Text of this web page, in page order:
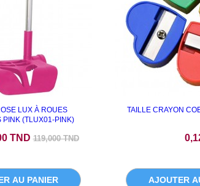
LUX À ROUES
PINK (TLUX01-PINK)
TND Prix de base
119,000 TND
AU PANIER
TAILLE CRAYON
AJOUTER